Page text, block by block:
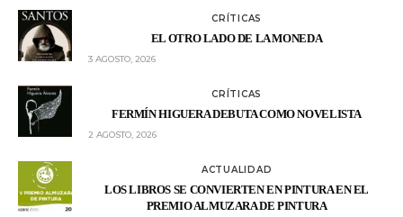
CRÍTICAS
EL OTRO LADO DE LA MONEDA
3 AGOSTO, 2026
CRÍTICAS
FERMÍN HIGUERA DEBUTA COMO NOVELISTA
2 AGOSTO, 2026
ACTUALIDAD
LOS LIBROS SE CONVIERTEN EN PINTURA EN EL
PREMIO ALMUZARA DE PINTURA